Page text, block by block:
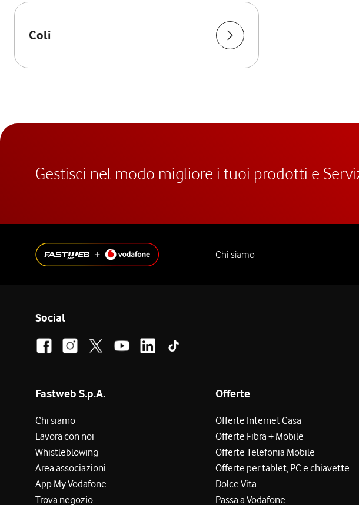
Coli
Gestisci nel modo migliore i tuoi prodotti e
Chi siamo
Social
Fastweb S.p.A.
Chi siamo
Lavora con noi
Whistleblowing
Area associazioni
App My Vodafone
Trova negozio
Offerte
Offerte Internet Casa
Offerte Fibra + Mobile
Offerte Telefonia Mobile
Offerte per tablet, PC e chiavette
Dolce Vita
Passa a Vodafone